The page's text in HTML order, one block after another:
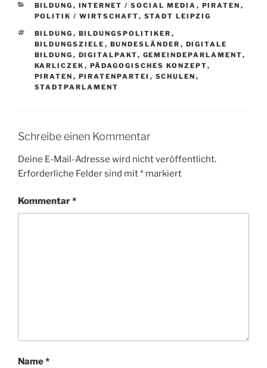
KATEGORIEN
BILDUNG , INTERNET / SOCIAL MEDIA , PIRATEN ,
POLITIK / WIRTSCHAFT, STADT LEIPZIG
SCHLAGWÖRTER
BILDUNG , BILDUNGSPOLITIKER ,
BILDUNGSZIELE , BUNDESLÄNDER , DIGITALE
BILDUNG , DIGITALPAKT, GEMEINDEPARLAMENT,
KARLICZEK , PÄDAGOGISCHES KONZEPT,
PIRATEN , PIRATENPARTEI , SCHULEN ,
STADTPARLAMENT
Schreibe einen Kommentar
Deine E-Mail-Adresse wird nicht veröffentlicht.
Erforderliche Felder sind mit* markiert
Kommentar*
Name*